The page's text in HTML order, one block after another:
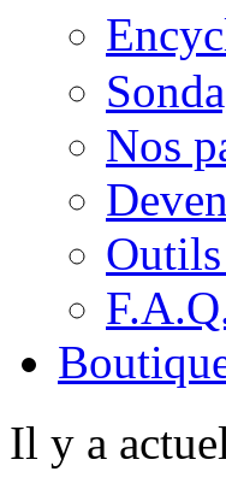
Nos
Il y a